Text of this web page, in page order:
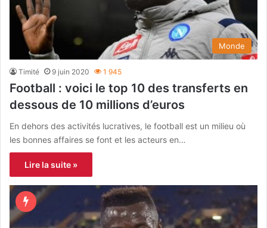
Monde
Timité 9 juin 2020 1 945
Football : voici le top 10 des transferts en
dessous de 10 millions d’euros
En dehors des activités lucratives, le football est un milieu où
les bonnes affaires se font et les acteurs en…
Lire la suite »